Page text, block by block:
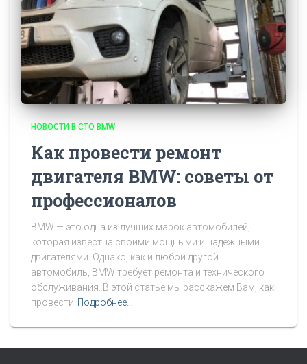
НОВОСТИ В СТО BMW
Как провести ремонт
двигателя BMW: советы от
профессионалов
BMW — это одна из лучших марок автомобилей,
которая известна своими мощными и надежными
двигателями. Однако, как и любой другой
автомобиль, BMW требует ремонта и технического
обслуживания. В этой статье мы расскажем Вам, как
провести Подробнее…